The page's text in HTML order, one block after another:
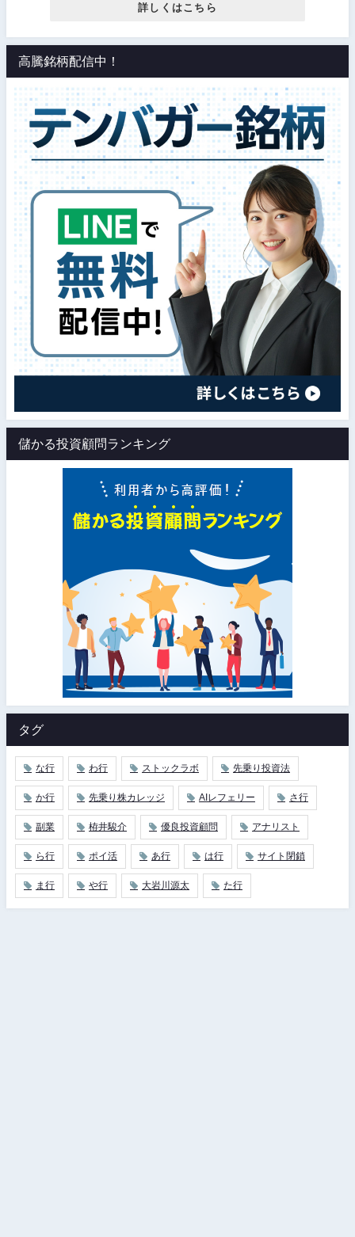
詳しくはこちら
高騰銘柄配信中！
儲かる投資顧問ランキング
タグ
な行 わ行 ストックラボ 先乗り投資法
か行 先乗り株カレッジ AIレフェリー さ行
副業 栫井駿介 優良投資顧問 アナリスト
ら行 ポイ活 あ行 は行 サイト閉鎖
ま行 や行 大岩川源太 た行